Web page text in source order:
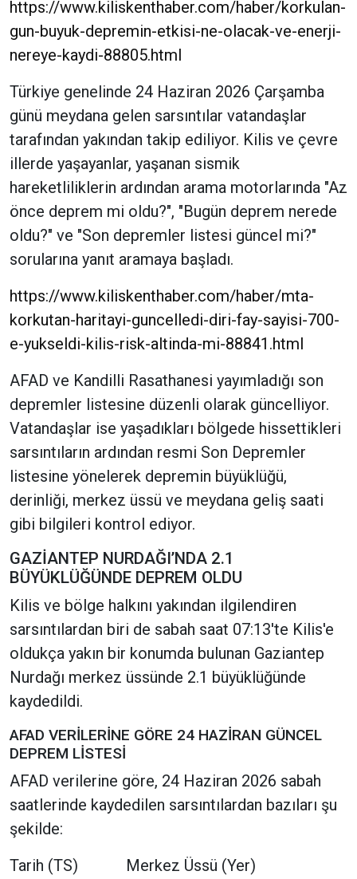
https://www.kiliskenthaber.com/haber/korkulan-
gun-buyuk-depremin-etkisi-ne-olacak-ve-enerji-
nereye-kaydi-88805.html
Türkiye genelinde 24 Haziran 2026 Çarşamba
günü meydana gelen sarsıntılar vatandaşlar
tarafından yakından takip ediliyor. Kilis ve çevre
illerde yaşayanlar, yaşanan sismik
hareketliliklerin ardından arama motorlarında "Az
önce deprem mi oldu?", "Bugün deprem nerede
oldu?" ve "Son depremler listesi güncel mi?"
sorularına yanıt aramaya başladı.
https://www.kiliskenthaber.com/haber/mta-
korkutan-haritayi-guncelledi-diri-fay-sayisi-700-
e-yukseldi-kilis-risk-altinda-mi-88841.html
AFAD ve Kandilli Rasathanesi yayımladığı son
depremler listesine düzenli olarak güncelliyor.
Vatandaşlar ise yaşadıkları bölgede hissettikleri
sarsıntıların ardından resmi Son Depremler
listesine yönelerek depremin büyüklüğü,
derinliği, merkez üssü ve meydana geliş saati
gibi bilgileri kontrol ediyor.
GAZİANTEP NURDAĞI’NDA 2.1
BÜYÜKLÜĞÜNDE DEPREM OLDU
Kilis ve bölge halkını yakından ilgilendiren
sarsıntılardan biri de sabah saat 07:13'te Kilis'e
oldukça yakın bir konumda bulunan Gaziantep
Nurdağı merkez üssünde 2.1 büyüklüğünde
kaydedildi.
AFAD VERİLERİNE GÖRE 24 HAZİRAN GÜNCEL
DEPREM LİSTESİ
AFAD verilerine göre, 24 Haziran 2026 sabah
saatlerinde kaydedilen sarsıntılardan bazıları şu
şekilde:
Tarih (TS) Merkez Üssü (Yer)